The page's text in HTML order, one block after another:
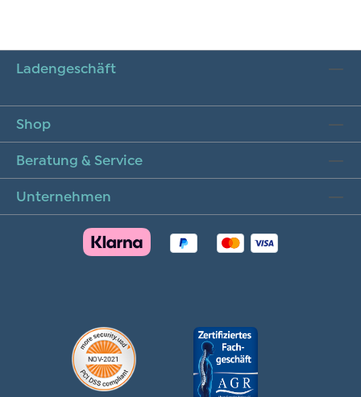
Ladengeschäft
Shop
Beratung & Service
Unternehmen